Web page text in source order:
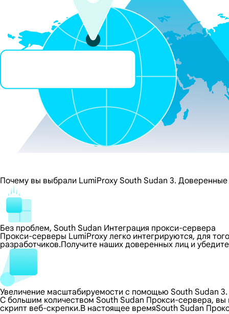
Почему вы выбрали LumiProxy South Sudan 3. Доверенные
Без проблем, South Sudan Интеграция прокси-сервера
Прокси-серверы LumiProxy легко интегрируются, для
разработчиков.Получите наших доверенных лиц и
Увеличение масштабируемости с помощью South Sudan
С большим количеством South Sudan Прокси-сервера,
скрипт веб-скрепки.В настоящее времяSouth Sudan